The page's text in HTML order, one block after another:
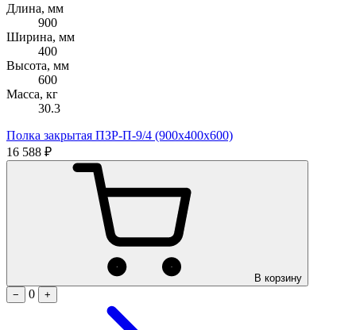
Длина, мм
900
Ширина, мм
400
Высота, мм
600
Масса, кг
30.3
Полка закрытая ПЗР-П-9/4 (900х400х600)
16 588 ₽
В корзину
−
0 +